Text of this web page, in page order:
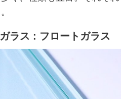
ラス : フロートガラス